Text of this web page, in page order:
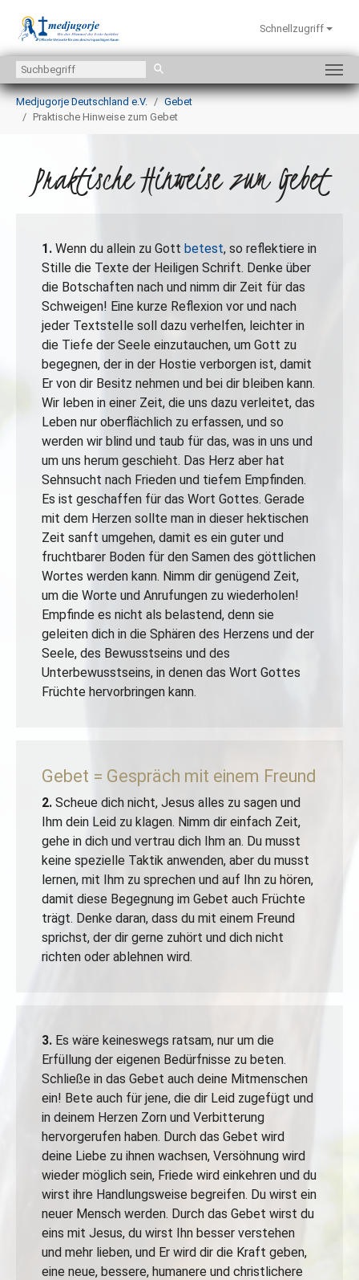
Zum Hauptinhalt springen
Schnellzugriff
Sie sind hier:
Medjugorje Deutschland e.V.
Gebet
Praktische Hinweise zum Gebet
Praktische Hinweise zum Gebet
1. Wenn du allein zu Gott betest, so reflektiere in
Stille die Texte der Heiligen Schrift. Denke über
die Botschaften nach und nimm dir Zeit für das
Schweigen! Eine kurze Reflexion vor und nach
jeder TextsteIle soll dazu verhelfen, leichter in
die Tiefe der Seele einzutauchen, um Gott zu
begegnen, der in der Hostie verborgen ist, damit
Er von dir Besitz nehmen und bei dir bleiben kann.
Wir leben in einer Zeit, die uns dazu verleitet, das
Leben nur oberflächlich zu erfassen, und so
werden wir blind und taub für das, was in uns und
um uns herum geschieht. Das Herz aber hat
Sehnsucht nach Frieden und tiefem Empfinden.
Es ist geschaffen für das Wort Gottes. Gerade
mit dem Herzen sollte man in dieser hektischen
Zeit sanft umgehen, damit es ein guter und
fruchtbarer Boden für den Samen des göttlichen
Wortes werden kann. Nimm dir genügend Zeit,
um die Worte und Anrufungen zu wiederholen!
Empfinde es nicht als belastend, denn sie
geleiten dich in die Sphären des Herzens und der
Seele, des Bewusstseins und des
Unterbewusstseins, in denen das Wort Gottes
Früchte hervorbringen kann.
Gebet = Gespräch mit einem Freund
2. Scheue dich nicht, Jesus alles zu sagen und
Ihm dein Leid zu klagen. Nimm dir einfach Zeit,
gehe in dich und vertrau dich Ihm an. Du musst
keine spezielle Taktik anwenden, aber du musst
lernen, mit Ihm zu sprechen und auf Ihn zu hören,
damit diese Begegnung im Gebet auch Früchte
trägt. Denke daran, dass du mit einem Freund
sprichst, der dir gerne zuhört und dich nicht
richten oder ablehnen wird.
3. Es wäre keineswegs ratsam, nur um die
Erfüllung der eigenen Bedürfnisse zu beten.
Schließe in das Gebet auch deine Mitmenschen
ein! Bete auch für jene, die dir Leid zugefügt und
in deinem Herzen Zorn und Verbitterung
hervorgerufen haben. Durch das Gebet wird
deine Liebe zu ihnen wachsen, Versöhnung wird
wieder möglich sein, Friede wird einkehren und du
wirst ihre Handlungsweise begreifen. Du wirst ein
neuer Mensch werden. Durch das Gebet wirst du
eins mit Jesus, du wirst Ihn besser verstehen
und mehr lieben, und Er wird dir die Kraft geben,
eine neue, bessere, humanere und christlichere